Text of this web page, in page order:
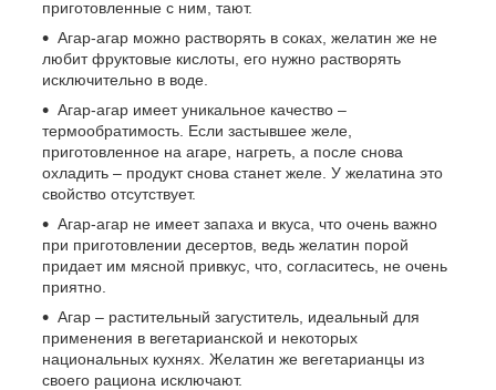
приготовленные с ним, тают.
Агар-агар можно растворять в соках, желатин же не
любит фруктовые кислоты, его нужно растворять
исключительно в воде.
Агар-агар имеет уникальное качество –
термообратимость. Если застывшее желе,
приготовленное на агаре, нагреть, а после снова
охладить – продукт снова станет желе. У желатина это
свойство отсутствует.
Агар-агар не имеет запаха и вкуса, что очень важно
при приготовлении десертов, ведь желатин порой
придает им мясной привкус, что, согласитесь, не очень
приятно.
Агар – растительный загуститель, идеальный для
применения в вегетарианской и некоторых
национальных кухнях. Желатин же вегетарианцы из
своего рациона исключают.